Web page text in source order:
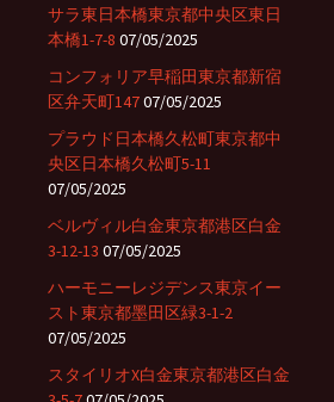
サラ東日本橋東京都中央区東日
本橋1-7-8 07/05/2025
コンフォリア早稲田東京都新宿
区弁天町14707/05/2025
プラウド日本橋久松町東京都中
央区日本橋久松町5-11
07/05/2025
ベルヴィル白金東京都港区白金
3-12-13 07/05/2025
ハーモニーレジデンス東京イー
スト東京都墨田区緑3-1-2
07/05/2025
スタイリオX白金東京都港区白金